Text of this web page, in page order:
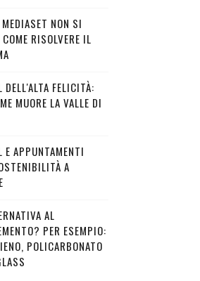
NON SI
RISOLVERE IL
DELL'ALTA FELICITÀ:
MUORE LA VALLE DI
E APPUNTAMENTI
A
AL
PER ESEMPIO:
POLICARBONATO